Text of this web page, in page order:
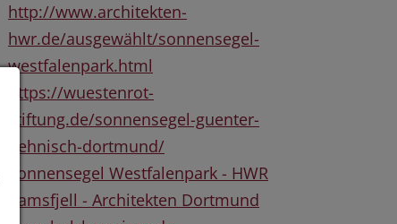
http://www.architekten-
hwr.de/ausgewählt/sonnensegel-
westfalenpark.html
https://wuestenrot-
stiftung.de/sonnensegel-guenter-
behnisch-dortmund/
Sonnensegel Westfalenpark - HWR
Ramsfjell - Architekten Dortmund